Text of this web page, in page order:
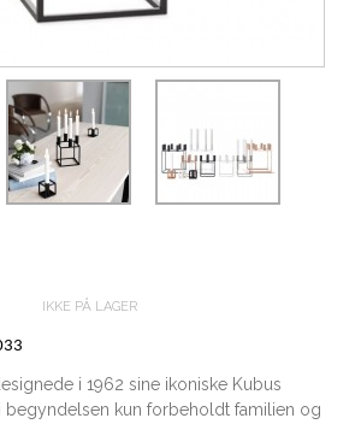
IKKE PÅ LAGER
i 1962 sine ikoniske Kubus
begyndelsen kun forbeholdt familien og